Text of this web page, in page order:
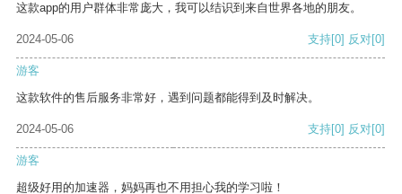
这款app的用户群体非常庞大，我可以结识到来自世界各地的朋友。
2024-05-06 支持[0] 反对[0]
游客
这款软件的售后服务非常好，遇到问题都能得到及时解决。
2024-05-06 支持[0] 反对[0]
游客
超级好用的加速器，妈妈再也不用担心我的学习啦！